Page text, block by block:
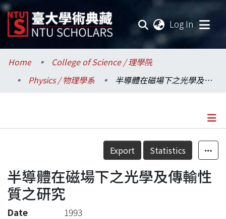
Log In
Communities & Collections
Research Outputs
Statistics
Home
College of Science / 理學院
Physics / 物理學系
半導體在磁場下之光學及傳輸性質之研究
Details
Export Statistics
半導體在磁場下之光學及傳輸性
質之研究
Date
1993